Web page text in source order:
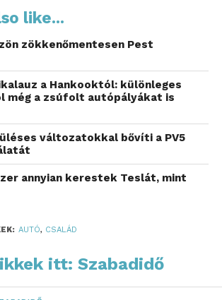
táblára mindenki emlékszik, de az
pontosan hogyan is kell
helyezik el, ahol az utat
vadcsapás keresztezi, az
hosszát egy kiegészíti kis táblán
nincs ilyen külön jelzés, akkor az
értendő: autópályán 250-500 méter,
egyéb útszakaszon 150-250
50-100 méter, kivéve, ha a
sebességgel haladjunk az adott
is jelenthet. Mindig úgy kell
like...
zökkenőmentesen Pest
a Hankooktól: különleges
még a zsúfolt autópályákat is
üléses változatokkal bővíti a PV5
annyian kerestek Teslát, mint
AUTÓ, CSALÁD
itt: Szabadidő